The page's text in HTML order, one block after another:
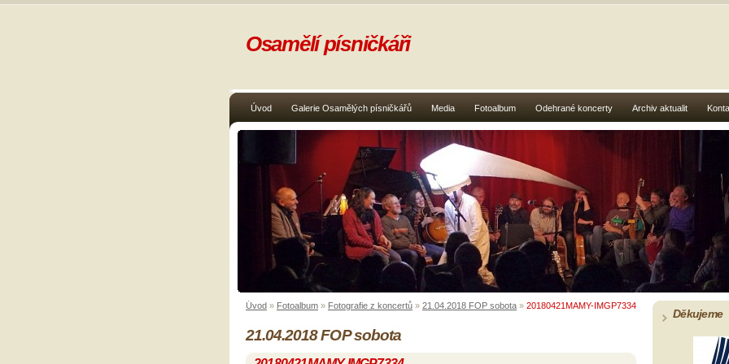
Úvod Galerie Osamělých písničkářů Media Fotoalbum Odehrané koncerty Archiv aktualit
Osamělí písničkáři
Úvod » Fotoalbum » Fotografie z koncertů » 21.04.2018 FOP sobota » 20180421MAMY-IMGP7334
21.04.2018 FOP sobota
Děkujeme